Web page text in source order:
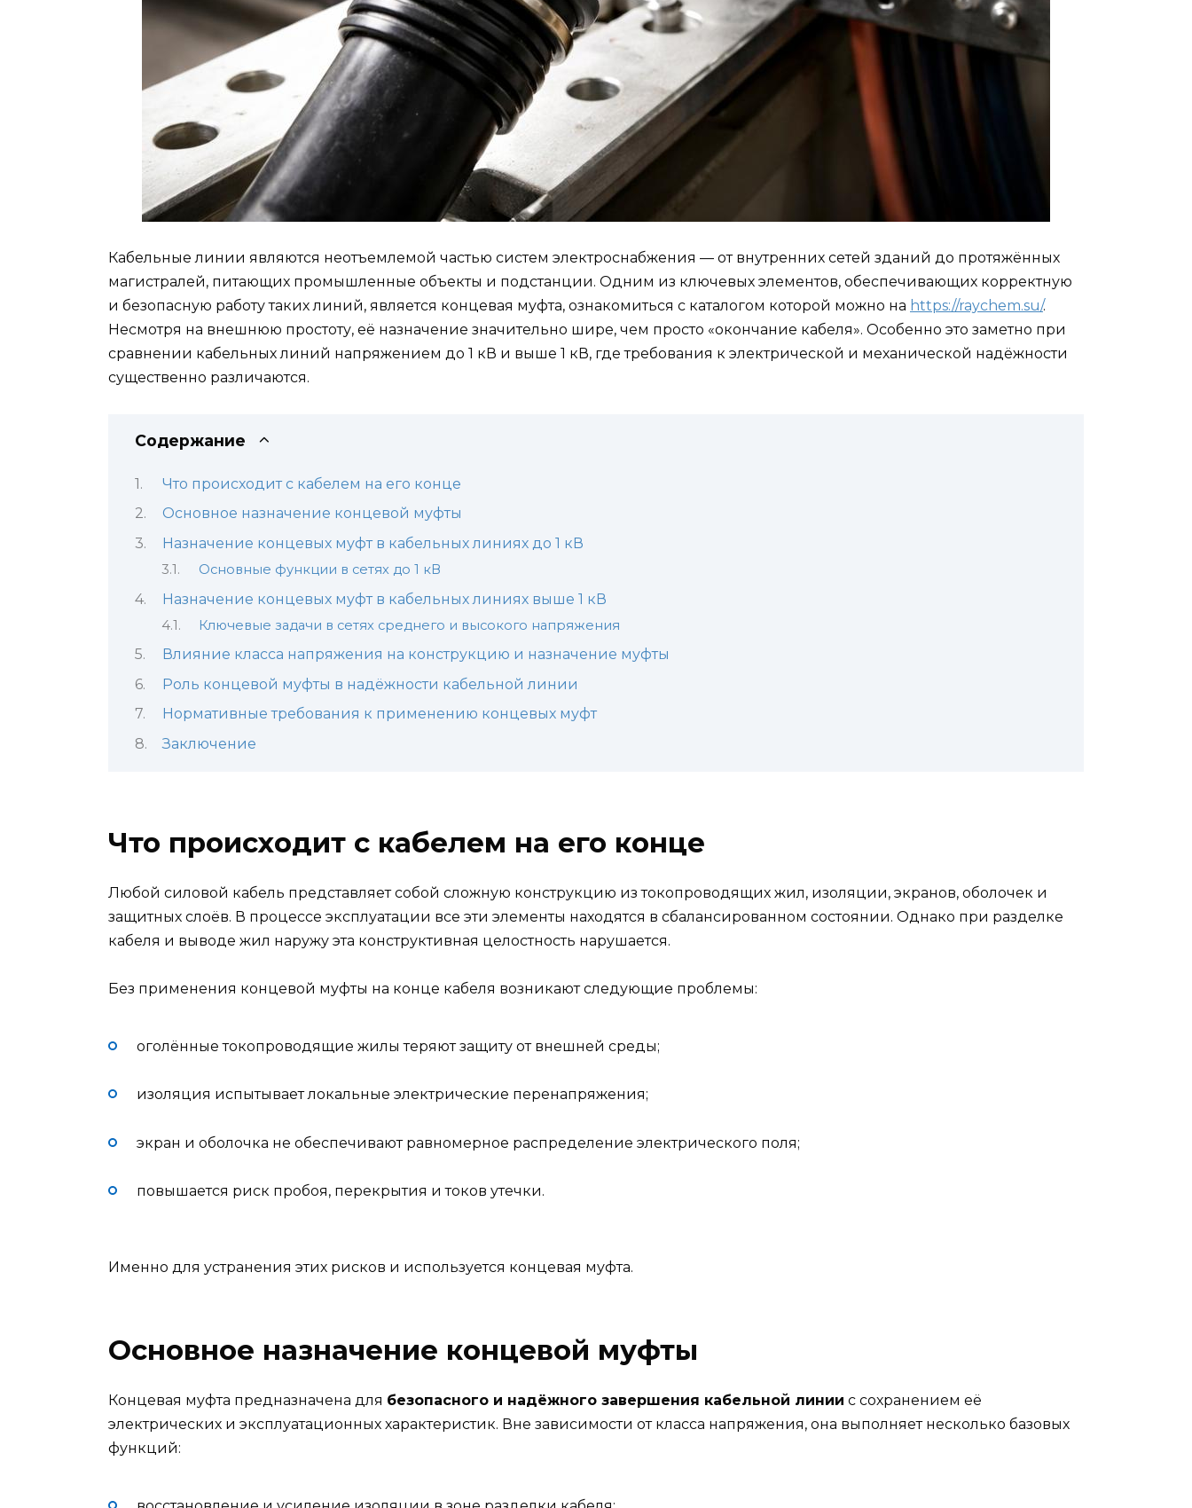
Кабельные линии являются неотъемлемой частью систем электроснабжения — от внутренних сетей зданий до протяжённых
магистралей, питающих промышленные объекты и подстанции. Одним из ключевых элементов, обеспечивающих корректную
и безопасную работу таких линий, является концевая муфта, ознакомиться с каталогом которой можно на https://raychem.su/.
Несмотря на внешнюю простоту, её назначение значительно шире, чем просто «окончание кабеля». Особенно это заметно при
сравнении кабельных линий напряжением до 1 кВ и выше 1 кВ, где требования к электрической и механической надёжности
существенно различаются.
Содержание
Что происходит с кабелем на его конце
Основное назначение концевой муфты
Назначение концевых муфт в кабельных линиях до 1 кВ
Основные функции в сетях до 1 кВ
Назначение концевых муфт в кабельных линиях выше 1 кВ
Ключевые задачи в сетях среднего и высокого напряжения
Влияние класса напряжения на конструкцию и назначение муфты
Роль концевой муфты в надёжности кабельной линии
Нормативные требования к применению концевых муфт
Заключение
Что происходит с кабелем на его конце
Любой силовой кабель представляет собой сложную конструкцию из токопроводящих жил, изоляции, экранов, оболочек и
защитных слоёв. В процессе эксплуатации все эти элементы находятся в сбалансированном состоянии. Однако при разделке
кабеля и выводе жил наружу эта конструктивная целостность нарушается.
Без применения концевой муфты на конце кабеля возникают следующие проблемы:
оголённые токопроводящие жилы теряют защиту от внешней среды;
изоляция испытывает локальные электрические перенапряжения;
экран и оболочка не обеспечивают равномерное распределение электрического поля;
повышается риск пробоя, перекрытия и токов утечки.
Именно для устранения этих рисков и используется концевая муфта.
Основное назначение концевой муфты
Концевая муфта предназначена для безопасного и надёжного завершения кабельной линии с сохранением её
электрических и эксплуатационных характеристик. Вне зависимости от класса напряжения, она выполняет несколько базовых
функций: